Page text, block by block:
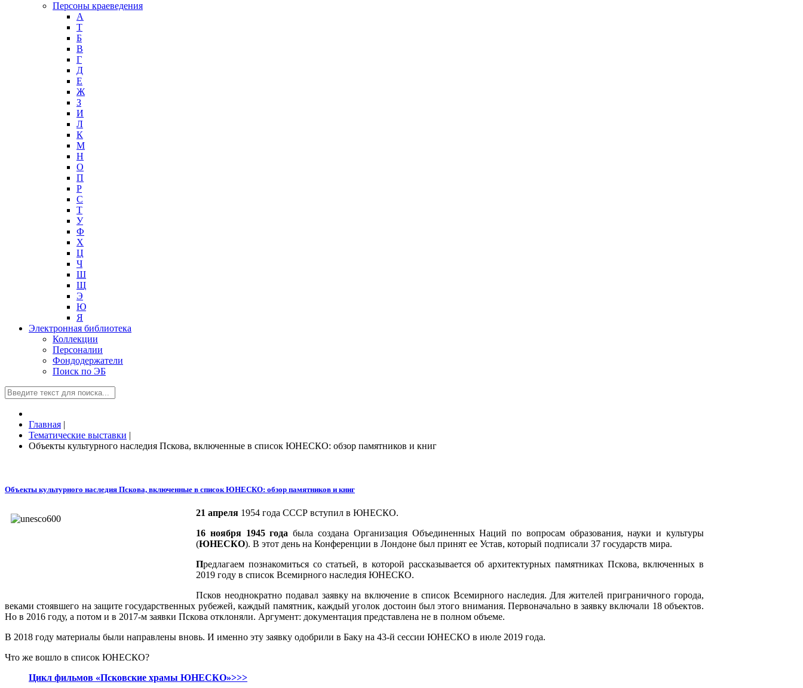
Персоны краеведения
А
T
Б
В
Г
Д
Е
Ж
З
И
Л
К
М
Н
О
П
Р
С
Т
У
Ф
Х
Ц
Ч
Ш
Щ
Э
Ю
Я
Электронная библиотека
Коллекции
Персоналии
Фондодержатели
Поиск по ЭБ
Главная |
Тематические выставки |
Объекты культурного наследия Пскова, включенные в список ЮНЕСКО: обзор памятников и книг
Объекты культурного наследия Пскова, включенные в список ЮНЕСКО: обзор памятников и книг
21 апреля 1954 года СССР вступил в ЮНЕСКО.
16 ноября 1945 года была создана Организация Объединенных Наций по вопросам образования, науки и культуры
(ЮНЕСКО). В этот день на Конференции в Лондоне был принят ее Устав, который подписали 37 государств мира.
Предлагаем познакомиться со статьей, в которой рассказывается об архитектурных памятниках Пскова, включенных в
2019 году в список Всемирного наследия ЮНЕСКО.
Псков неоднократно подавал заявку на включение в список Всемирного наследия. Для жителей приграничного города,
веками стоявшего на защите государственных рубежей, каждый памятник, каждый уголок достоин был этого внимания. Первоначально в заявку включали 18 объектов.
Но в 2016 году, а потом и в 2017-м заявки Пскова отклоняли. Аргумент: документация представлена не в полном объеме.
В 2018 году материалы были направлены вновь. И именно эту заявку одобрили в Баку на 43-й сессии ЮНЕСКО в июле 2019 года.
Что же вошло в список ЮНЕСКО?
Цикл фильмов «Псковские храмы ЮНЕСКО»>>>